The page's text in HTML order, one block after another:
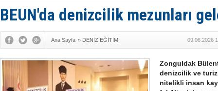
Dışişleri
BEUN'da denizcilik mezunları
Ana Sayfa » DENİZ EĞİTİMİ 09.06.2026
Zonguldak
denizcilik ve
nitelikli insan